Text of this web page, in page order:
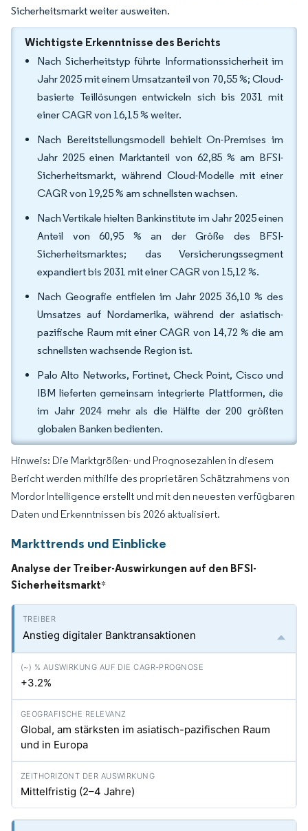
Sicherheitsmarkt weiter ausweiten.
Wichtigste Erkenntnisse des Berichts
Nach Sicherheitstyp führte Informationssicherheit im
Jahr 2025 mit einem Umsatzanteil von 70,55 %; Cloud-
basierte Teillösungen entwickeln sich bis 2031 mit
einer CAGR von 16,15 % weiter.
Nach Bereitstellungsmodell behielt On-Premises im
Jahr 2025 einen Marktanteil von 62,85 % am BFSI-
Sicherheitsmarkt, während Cloud-Modelle mit einer
CAGR von 19,25 % am schnellsten wachsen.
Nach Vertikale hielten Bankinstitute im Jahr 2025 einen
Anteil von 60,95 % an der Größe des BFSI-
Sicherheitsmarktes; das Versicherungssegment
expandiert bis 2031 mit einer CAGR von 15,12 %.
Nach Geografie entfielen im Jahr 2025 36,10 % des
Umsatzes auf Nordamerika, während der asiatisch-
pazifische Raum mit einer CAGR von 14,72 % die am
schnellsten wachsende Region ist.
Palo Alto Networks, Fortinet, Check Point, Cisco und
IBM lieferten gemeinsam integrierte Plattformen, die
im Jahr 2024 mehr als die Hälfte der 200 größten
globalen Banken bedienten.
Hinweis: Die Marktgrößen- und Prognosezahlen in diesem
Bericht werden mithilfe des proprietären Schätzrahmens von
Mordor Intelligence erstellt und mit den neuesten verfügbaren
Daten und Erkenntnissen bis 2026 aktualisiert.
Markttrends und Einblicke
Analyse der Treiber-Auswirkungen auf den BFSI-
Sicherheitsmarkt*
Anstieg digitaler Banktransaktionen
+3.2%
Global, am stärksten im asiatisch-pazifischen Raum
und in Europa
Mittelfristig (2–4 Jahre)